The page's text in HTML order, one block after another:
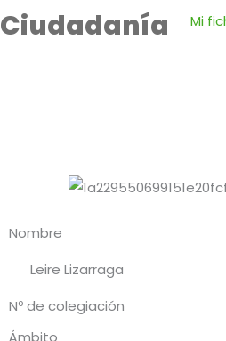
Ciudadanía Mi
Nombre
Leire Lizarraga
Nº de colegiación